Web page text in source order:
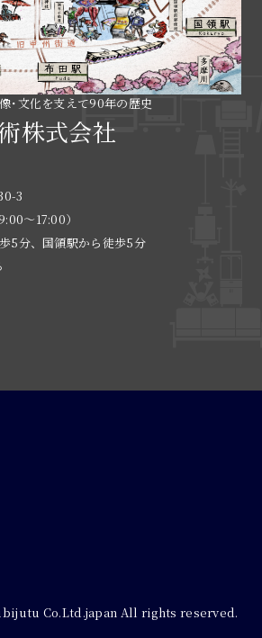
･文化を支えて90年の歴史
株式会社
3
〜17:00）
5分、国領駅から徒歩5分
Co.Ltd.japan All rights reserved.